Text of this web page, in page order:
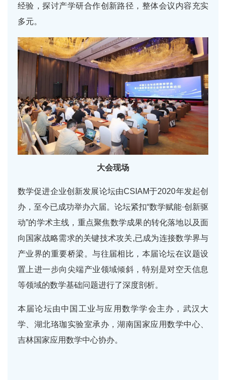
经验，探讨产学研合作创新路径，整体会议内容充实
多元。
大会现场
数学促进企业创新发展论坛由CSIAM于2020年发起创
办，至今已成功举办六届。论坛紧扣“数学赋能·创新驱
动”的学术主线，重点聚焦数学成果的转化落地以及面
向国家战略需求的关键技术攻关,已成为连接数学界与
产业界的重要桥梁。与往届相比，本届论坛在议题设
置上进一步向尖端产业领域倾斜，特别是对空天信息
等领域的数学基础问题进行了深度剖析。
本届论坛由中国工业与应用数学学会主办，武汉大
学、湖北珞珈实验室承办，湖南国家应用数学中心、
吉林国家应用数学中心协办。